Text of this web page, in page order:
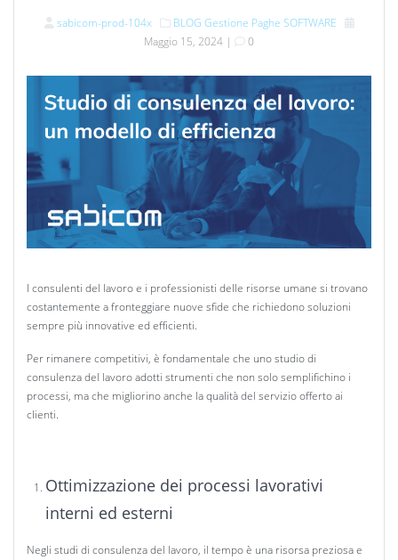
sabicom-prod-104x BLOG Gestione Paghe SOFTWARE
Maggio 15, 2024 | 0
I consulenti del lavoro e i professionisti delle risorse umane si trovano
costantemente a fronteggiare nuove sfide che richiedono soluzioni
sempre più innovative ed efficienti.
Per rimanere competitivi, è fondamentale che uno studio di
consulenza del lavoro adotti strumenti che non solo semplifichino i
processi, ma che migliorino anche la qualità del servizio offerto ai
clienti.
Ottimizzazione dei processi lavorativi
interni ed esterni
Negli studi di consulenza del lavoro, il tempo è una risorsa preziosa e